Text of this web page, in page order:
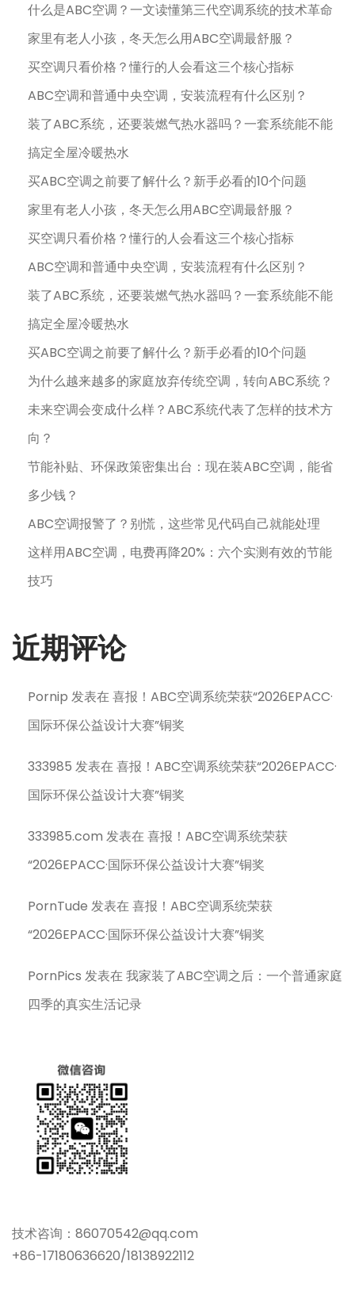
什么是ABC空调？一文读懂第三代空调系统的技术革命
家里有老人小孩，冬天怎么用ABC空调最舒服？
买空调只看价格？懂行的人会看这三个核心指标
ABC空调和普通中央空调，安装流程有什么区别？
装了ABC系统，还要装燃气热水器吗？一套系统能不能
搞定全屋冷暖热水
买ABC空调之前要了解什么？新手必看的10个问题
家里有老人小孩，冬天怎么用ABC空调最舒服？
买空调只看价格？懂行的人会看这三个核心指标
ABC空调和普通中央空调，安装流程有什么区别？
装了ABC系统，还要装燃气热水器吗？一套系统能不能
搞定全屋冷暖热水
买ABC空调之前要了解什么？新手必看的10个问题
为什么越来越多的家庭放弃传统空调，转向ABC系统？
未来空调会变成什么样？ABC系统代表了怎样的技术方
向？
节能补贴、环保政策密集出台：现在装ABC空调，能省
多少钱？
ABC空调报警了？别慌，这些常见代码自己就能处理
这样用ABC空调，电费再降20%：六个实测有效的节能
技巧
近期评论
Pornip 发表在喜报！ABC空调系统荣获“2026EPACC·
国际环保公益设计大赛”铜奖
333985 发表在喜报！ABC空调系统荣获“2026EPACC·
国际环保公益设计大赛”铜奖
333985.com 发表在喜报！ABC空调系统荣获
“2026EPACC·国际环保公益设计大赛”铜奖
PornTude 发表在喜报！ABC空调系统荣获
“2026EPACC·国际环保公益设计大赛”铜奖
PornPics 发表在我家装了ABC空调之后：一个普通家庭
四季的真实生活记录
技术咨询：86070542@qq.com
+86-17180636620/18138922112